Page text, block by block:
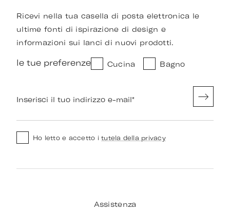
Ricevi nella tua casella di posta elettronica le
ultime fonti di ispirazione di design e
informazioni sui lanci di nuovi prodotti.
le tue preferenze Cucina Bagno
Inserisci il tuo indirizzo e-mail*
Ho letto e accetto itutela della privacy
Assistenza